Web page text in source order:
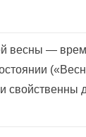
весны —
свойственны